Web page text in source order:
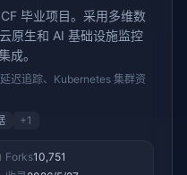
毕业项目。采用多维数
原生和 AI 基础设施监控
成。
迟追踪、Kubernetes 集群资
+1
Forks10,751